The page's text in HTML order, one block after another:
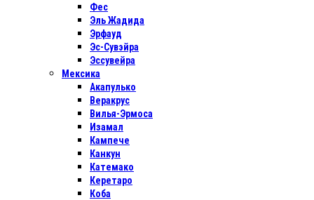
Фес
Эль Жадида
Эрфауд
Эс-Сувэйра
Эссувейра
Мексика
Акапулько
Веракрус
Вилья-Эрмоса
Изамал
Кампече
Канкун
Катемако
Керетаро
Коба